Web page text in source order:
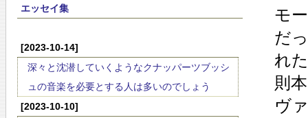
エッセイ集
[2023-10-14]
深々と沈潜していくようなクナッパーツブッシ
ュの音楽を必要とする人は多いのでしょう
[2023-10-10]
モ
だ
れ
則
ヴ